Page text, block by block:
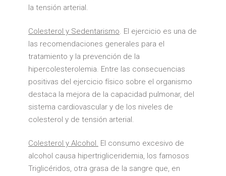
la tensión arterial.
Colesterol y Sedentarismo. El ejercicio es una de
las recomendaciones generales para el
tratamiento y la prevención de la
hipercolesterolemia. Entre las consecuencias
positivas del ejercicio físico sobre el organismo
destaca la mejora de la capacidad pulmonar, del
sistema cardiovascular y de los niveles de
colesterol y de tensión arterial.
Colesterol y Alcohol. El consumo excesivo de
alcohol causa hipertrigliceridemia, los famosos
Triglicéridos, otra grasa de la sangre que, en